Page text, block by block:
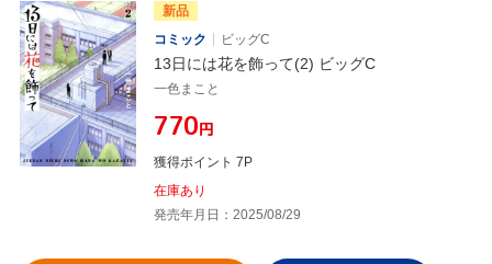
新品
コミック
ビッグC
13日には花を飾って(2) ビッグC
一色まこと
¥770円
獲得ポイント 7P
在庫あり
発売年月日：2025/08/29